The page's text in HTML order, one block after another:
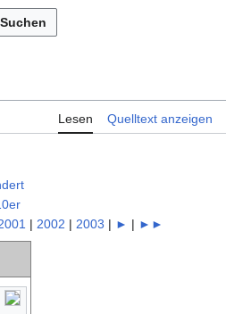
Suchen
Lesen Quelltext anzeigen
| 2002 | 2003 | ► | ►►